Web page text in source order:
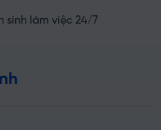
sinh làm việc 24/7